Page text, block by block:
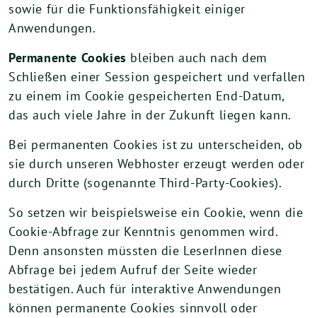
sowie für die Funktionsfähigkeit einiger
Anwendungen.
Permanente Cookies bleiben auch nach dem
Schließen einer Session gespeichert und verfallen
zu einem im Cookie gespeicherten End-Datum,
das auch viele Jahre in der Zukunft liegen kann.
Bei permanenten Cookies ist zu unterscheiden, ob
sie durch unseren Webhoster erzeugt werden oder
durch Dritte (sogenannte Third-Party-Cookies).
So setzen wir beispielsweise ein Cookie, wenn die
Cookie-Abfrage zur Kenntnis genommen wird.
Denn ansonsten müssten die LeserInnen diese
Abfrage bei jedem Aufruf der Seite wieder
bestätigen. Auch für interaktive Anwendungen
können permanente Cookies sinnvoll oder